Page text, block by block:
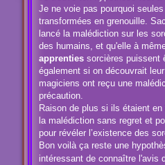
s
a
g
e
Je ne voie pas pourquoi
transformées en grenouille.
lancé la malédiction sur les
des humains, et qu'elle à
apprentiessorcières puissent
également si on découvrait
magiciens ont reçu une
précaution.
Raison de plus si ils étaient
la malédiction sans regret et
pour révéler l’existence des
Bon voilà ça reste une
intéressant de connaître l'avis